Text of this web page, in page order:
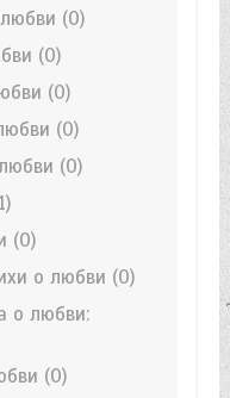
(0)
(0)
(0)
(0)
(0)
(0)
о любви (0)
о любви:
(0)